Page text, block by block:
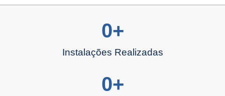
Instalações Realizadas
0+
0+